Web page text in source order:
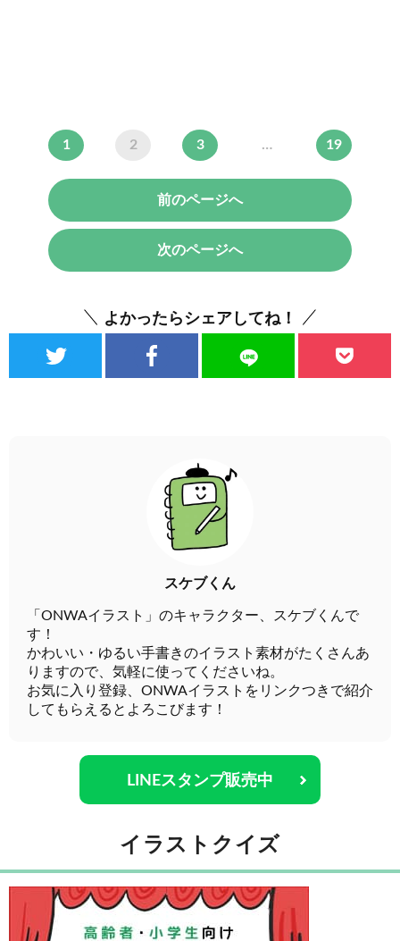
1 2 3 … 19
前のページへ
次のページへ
よかったらシェアしてね！
スケブくん
「ONWAイラスト」のキャラクター、スケブくんで
す！
かわいい・ゆるい手書きのイラスト素材がたくさんあ
りますので、気軽に使ってくださいね。
お気に入り登録、ONWAイラストをリンクつきで紹介
してもらえるとよろこびます！
LINEスタンプ販売中
イラストクイズ